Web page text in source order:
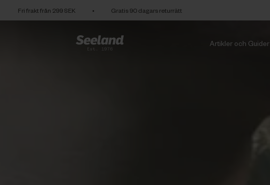
Fri frakt från 299 SEK • Gratis 90 dagars returrätt
Artikler och Guider